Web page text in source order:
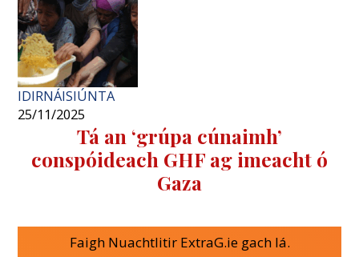
IDIRNÁISIÚNTA
25/11/2025
Tá an ‘grúpa cúnaimh’
conspóideach GHF ag imeacht ó
Gaza
Faigh Nuachtlitir ExtraG.ie gach lá.